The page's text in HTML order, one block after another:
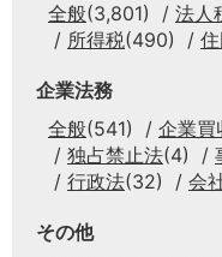
全般(3,801) 法人
所得税(490)
企業法務
全般(541) 企業買
独占禁止法(4)
行政法(32) 会
その他